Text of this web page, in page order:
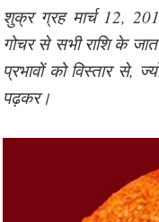
शुक्र ग्रह मार्च 12,
गोचर से सभी राशि के
प्रभावों को विस्तार से,
पढ़कर।